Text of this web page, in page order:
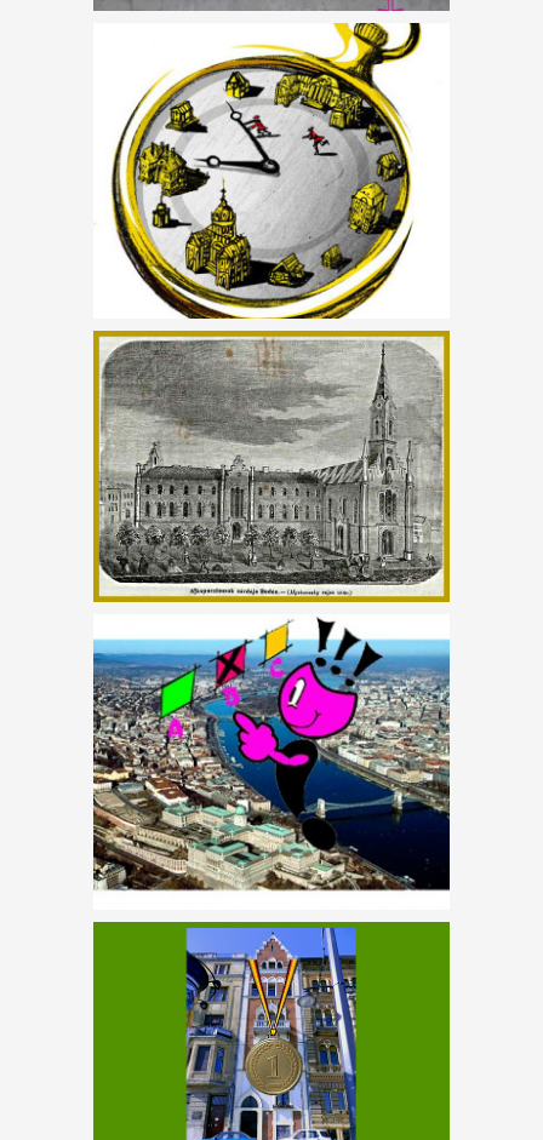
FEBRUÁRI
MÚLTMORZSÁK 1.
SZÜLETÉSNAP
VILÁGRA SZÓLÓ
KAVARODÁS
A CSINOS BUDAI
TEMPLOM –
MÚLTMORZSA